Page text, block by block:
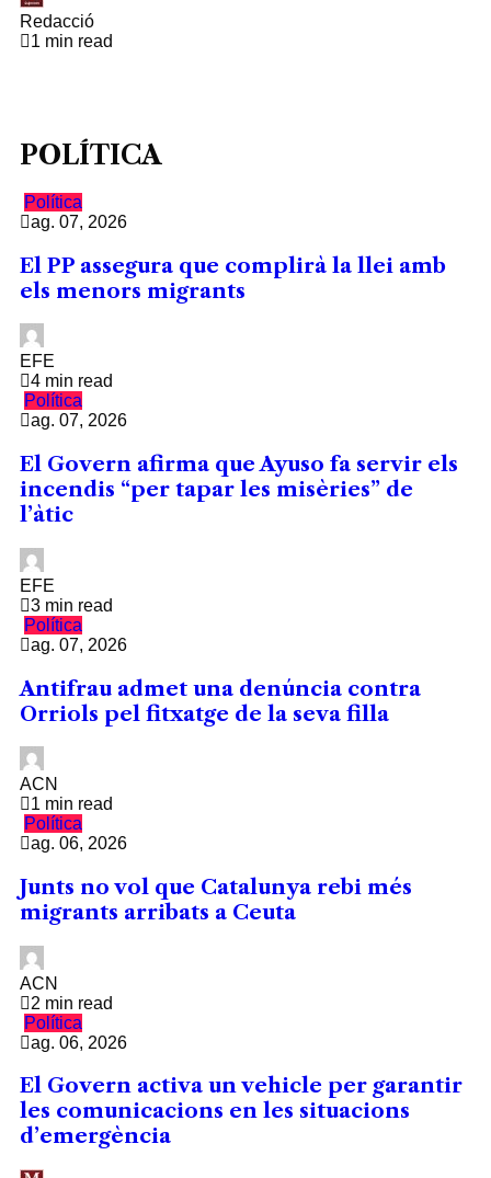
Redacció
1 min read
POLÍTICA
Política
ag. 07, 2026
El PP assegura que complirà la llei amb
els menors migrants
EFE
4 min read
Política
ag. 07, 2026
El Govern afirma que Ayuso fa servir els
incendis “per tapar les misèries” de
l’àtic
EFE
3 min read
Política
ag. 07, 2026
Antifrau admet una denúncia contra
Orriols pel fitxatge de la seva filla
ACN
1 min read
Política
ag. 06, 2026
Junts no vol que Catalunya rebi més
migrants arribats a Ceuta
ACN
2 min read
Política
ag. 06, 2026
El Govern activa un vehicle per garantir
les comunicacions en les situacions
d’emergència